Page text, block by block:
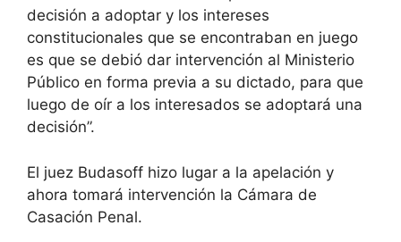
decisión a adoptar y los intereses
constitucionales que se encontraban en juego
es que se debió dar intervención al Ministerio
Público en forma previa a su dictado, para que
luego de oír a los interesados se adoptará una
decisión”.
El juez Budasoff hizo lugar a la apelación y
ahora tomará intervención la Cámara de
Casación Penal.